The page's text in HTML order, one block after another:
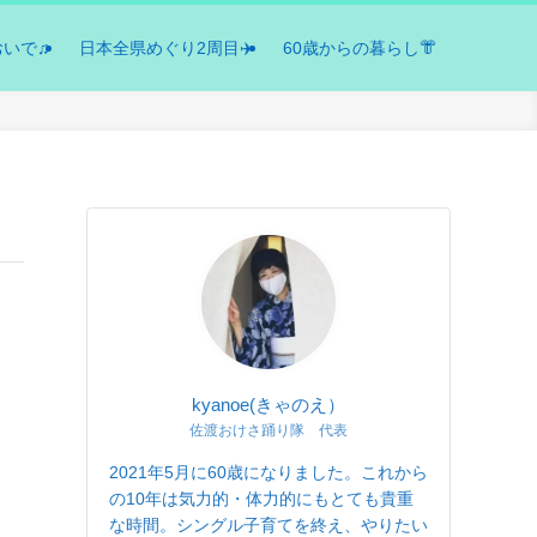
いで♫ 日本全県めぐり2周目✈️ 60歳からの暮らし👘
kyanoe(きゃのえ）
佐渡おけさ踊り隊 代表
2021年5月に60歳になりました。これから
の10年は気力的・体力的にもとても貴重
な時間。シングル子育てを終え、やりたい